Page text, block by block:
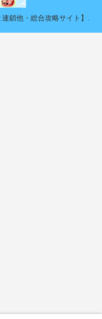
鎖他・総合攻略サイト】.